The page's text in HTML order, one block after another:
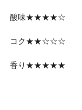
酸味★★★★☆
コク★★☆☆☆
香り★★★★★